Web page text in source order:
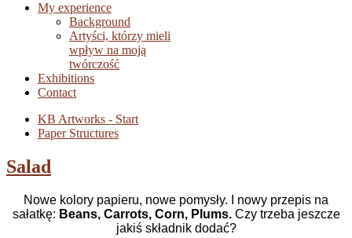
My experience
Background
Artyści, którzy mieli
wpływ na moją
twórczość
Exhibitions
Contact
KB Artworks - Start
Paper Structures
Salad
Nowe kolory papieru, nowe pomysły. I nowy przepis na
sałatkę: Beans, Carrots, Corn, Plums. Czy trzeba jeszcze
jakiś składnik dodać?